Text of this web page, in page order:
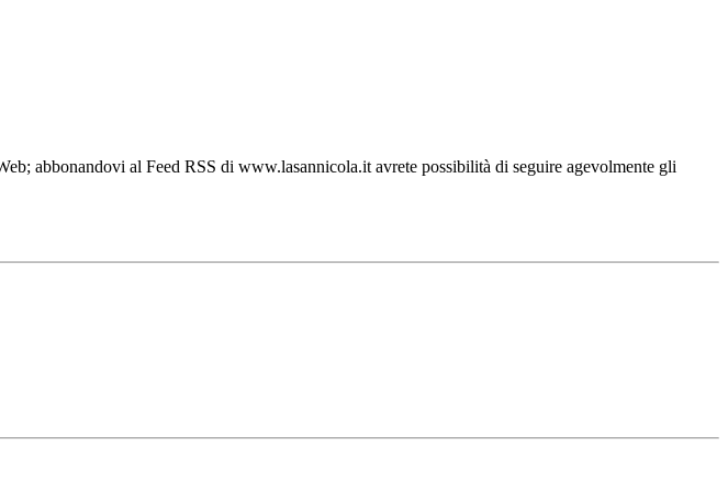
abbonandovi al Feed RSS di www.lasannicola.it avrete possibilità di seguire agevolmente gli